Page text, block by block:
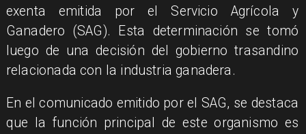
exenta emitida por el Servicio Agrícola y
Ganadero (SAG). Esta determinación se tomó
luego de una decisión del gobierno trasandino
relacionada con la industria ganadera.
En el comunicado emitido por el SAG, se destaca
que la función principal de este organismo es